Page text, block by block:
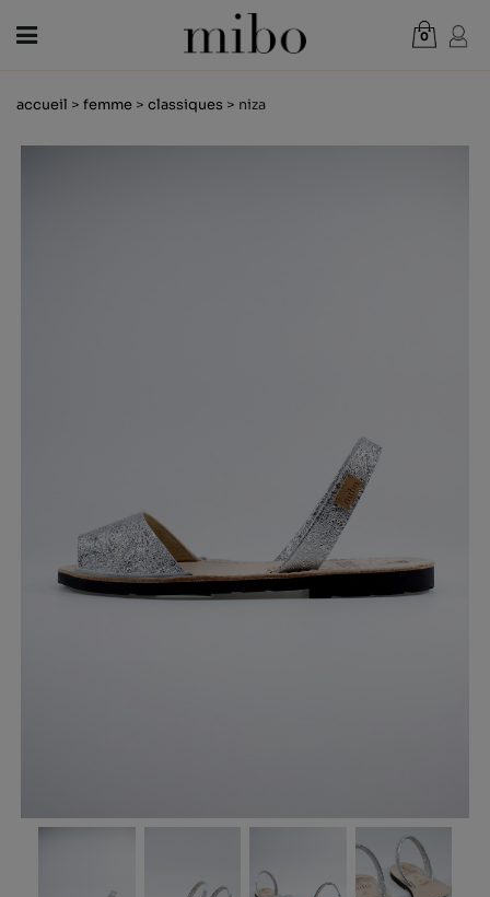
FEMME
0
VOIR PANIER
accueil > femme > classiques > niza